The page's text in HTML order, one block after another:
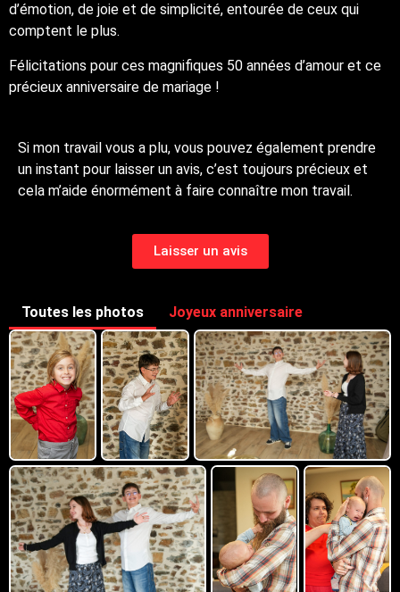
d’émotion, de joie et de simplicité, entourée de ceux qui
comptent le plus.
Félicitations pour ces magnifiques 50 années d’amour et ce
précieux anniversaire de mariage !
Si mon travail vous a plu, vous pouvez également prendre
un instant pour laisser un avis, c’est toujours précieux et
cela m’aide énormément à faire connaître mon travail.
Laisser un avis
Toutes les photos Joyeux anniversaire